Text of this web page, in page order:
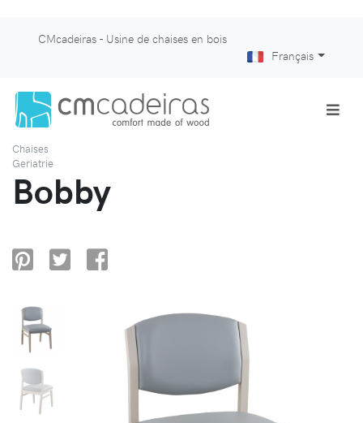
CMcadeiras - Usine de chaises en bois
Français
Chaises
Geriatrie
Bobby